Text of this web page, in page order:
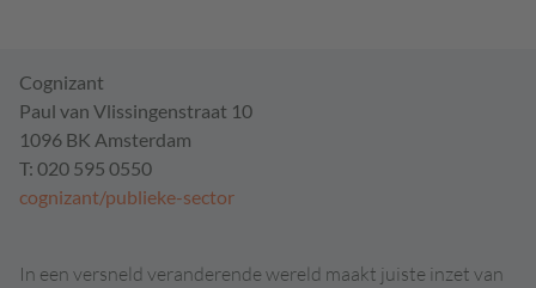
Cognizant
Paul van Vlissingenstraat 10
1096 BK Amsterdam
T: 020 595 0550
cognizant/publieke-sector
In een versneld veranderende wereld maakt juiste inzet van